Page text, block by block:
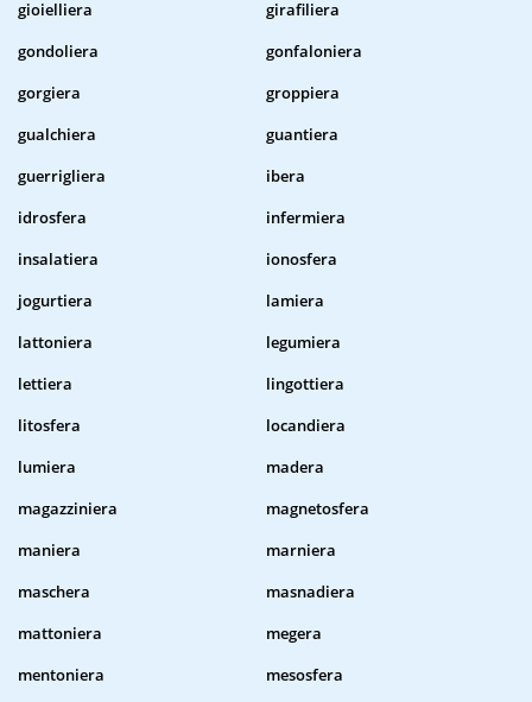
gioielliera
girafiliera
gondoliera
gonfaloniera
gorgiera
groppiera
gualchiera
guantiera
guerrigliera
ibera
idrosfera
infermiera
insalatiera
ionosfera
jogurtiera
lamiera
lattoniera
legumiera
lettiera
lingottiera
litosfera
locandiera
lumiera
madera
magazziniera
magnetosfera
maniera
marniera
maschera
masnadiera
mattoniera
megera
mentoniera
mesosfera